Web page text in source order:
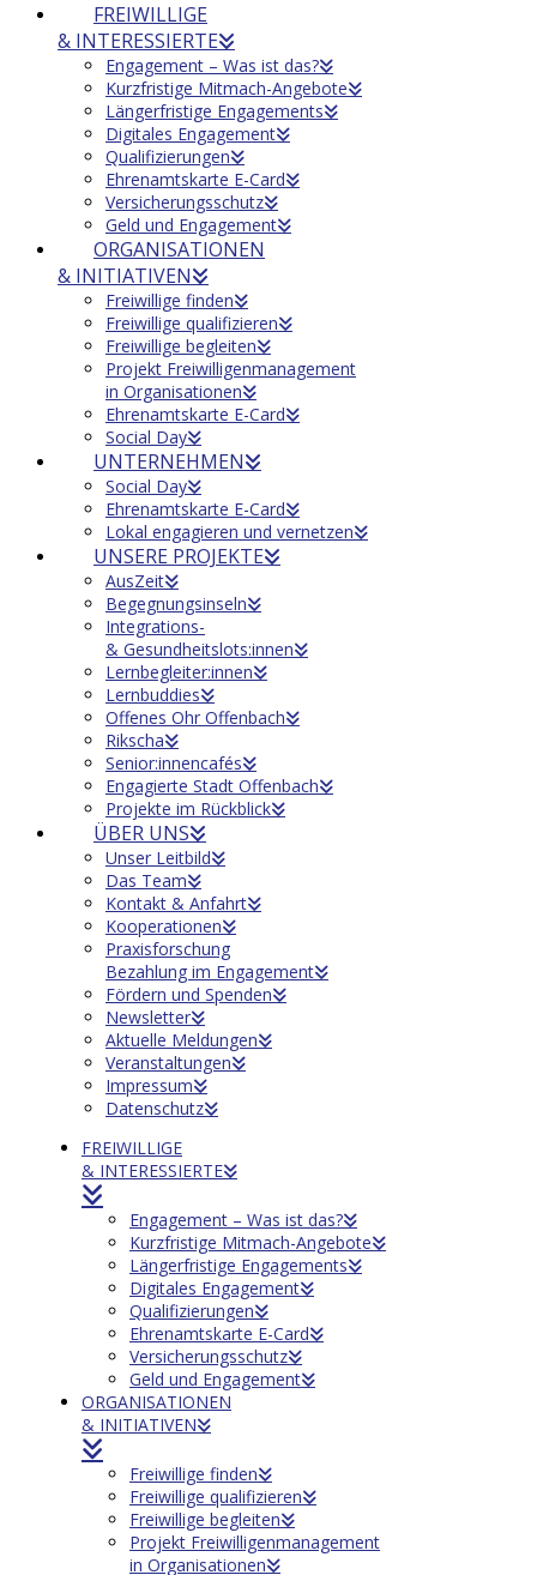
FREIWILLIGE
& INTERESSIERTE
Engagement – Was ist das?
Kurzfristige Mitmach-Angebote
Längerfristige Engagements
Digitales Engagement
Qualifizierungen
Ehrenamtskarte E-Card
Versicherungsschutz
Geld und Engagement
ORGANISATIONEN
& INITIATIVEN
Freiwillige finden
Freiwillige qualifizieren
Freiwillige begleiten
Projekt Freiwilligenmanagement
in Organisationen
Ehrenamtskarte E-Card
Social Day
UNTERNEHMEN
Social Day
Ehrenamtskarte E-Card
Lokal engagieren und vernetzen
UNSERE PROJEKTE
AusZeit
Begegnungsinseln
Integrations-
& Gesundheitslots:innen
Lernbegleiter:innen
Lernbuddies
Offenes Ohr Offenbach
Rikscha
Senior:innencafés
Engagierte Stadt Offenbach
Projekte im Rückblick
ÜBER UNS
Unser Leitbild
Das Team
Kontakt & Anfahrt
Kooperationen
Praxisforschung
Bezahlung im Engagement
Fördern und Spenden
Newsletter
Aktuelle Meldungen
Veranstaltungen
Impressum
Datenschutz
FREIWILLIGE
& INTERESSIERTE
Engagement – Was ist das?
Kurzfristige Mitmach-Angebote
Längerfristige Engagements
Digitales Engagement
Qualifizierungen
Ehrenamtskarte E-Card
Versicherungsschutz
Geld und Engagement
ORGANISATIONEN
& INITIATIVEN
Freiwillige finden
Freiwillige qualifizieren
Freiwillige begleiten
Projekt Freiwilligenmanagement
in Organisationen